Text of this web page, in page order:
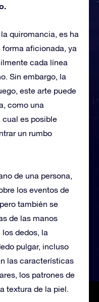
quiromancia, es ha
aficionada, ya
cada línea
Sin embargo, la
este arte puede
como una
cual es posible
un rumbo
de una persona,
los eventos de
también se
de las manos
dedos, la
pulgar, incluso
las características
los patrones de
textura de la piel.